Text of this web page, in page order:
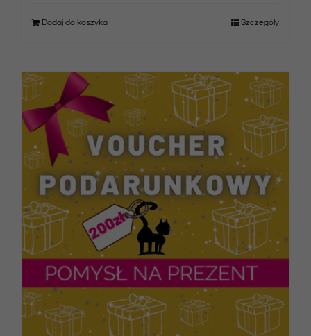
Dodaj do koszyka Szczegóły